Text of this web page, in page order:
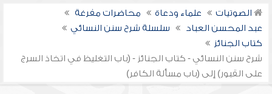
الصوتيات علماء ودعاة
محاضرات مفرغة
عبد المحسن العباد
سلسلة شرح سنن النسائي
كتاب الجنائز
شرح سنن النسائي - كتاب الجنائز - (باب التغليظ في اتخاذ السرج
على القبور) إلى (باب مسألة الكافر)